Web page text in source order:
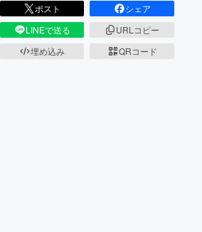
ポスト
シェア
LINEで送る
URLコピー
埋め込み
QRコード